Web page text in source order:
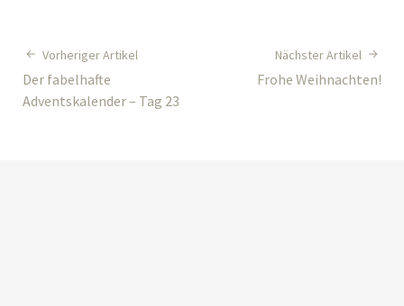
Vorheriger Artikel
Der fabelhafte
Adventskalender – Tag 23
Nächster Artikel
Frohe Weihnachten!